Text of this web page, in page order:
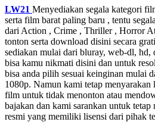
LW21 Menyediakan segala kategori
serta film barat paling baru , tentu
dari Action , Crime , Thriller , Horror
tonton serta download disini secara
sediakan mulai dari bluray, web-dl, hd,
bisa kamu nikmati disini dan untuk
bisa anda pilih sesuai keinginan mulai
1080p. Namun kami tetap menyarakan
film untuk tidak menonton atau
bajakan dan kami sarankan untuk
resmi yang memiliki lisensi dari pihak